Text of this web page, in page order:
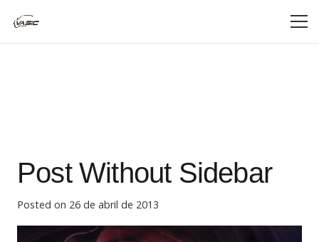
Post Without Sidebar
Posted on 26 de abril de 2013